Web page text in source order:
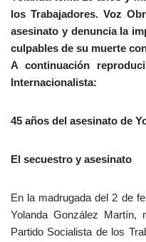
los Trabajadores. Voz
asesinato y denuncia la
culpables de su muerte
A continuación
Internacionalista:
45 años del asesinato de
El secuestro y asesinato
En la madrugada del 2 de
Yolanda González
Partido Socialista de los